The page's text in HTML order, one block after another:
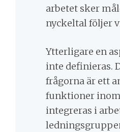
arbetet sker
nyckeltal följer
Ytterligare en
inte definieras.
frågorna är ett
funktioner
integreras i